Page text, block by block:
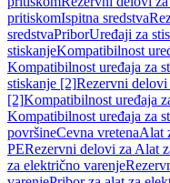
pritiskomIspitna sredstva
sredstvaPriborUređaji za
stiskanjeKompatibilnost
Kompatibilnost uređaja za
stiskanje [2]Rezervni delovi
[2]Kompatibilnost uređaja
Kompatibilnost uređaja za
površineCevna vretenaAlat
PERezervni delovi za Alat
za električno varenje